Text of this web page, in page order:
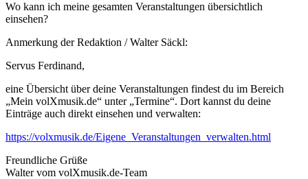
Wo kann ich meine gesamten Veranstaltungen übersichtlich
einsehen?
Anmerkung der Redaktion /Walter Säckl:
Servus Ferdinand,
eine Übersicht über deine Veranstaltungen findest du im Bereich
„Mein volXmusik.de“ unter „Termine“. Dort kannst du deine
Einträge auch direkt einsehen und verwalten:
https://volxmusik.de/Eigene_Veranstaltungen_verwalten.html
Freundliche Grüße
Walter vom volXmusik.de-Team